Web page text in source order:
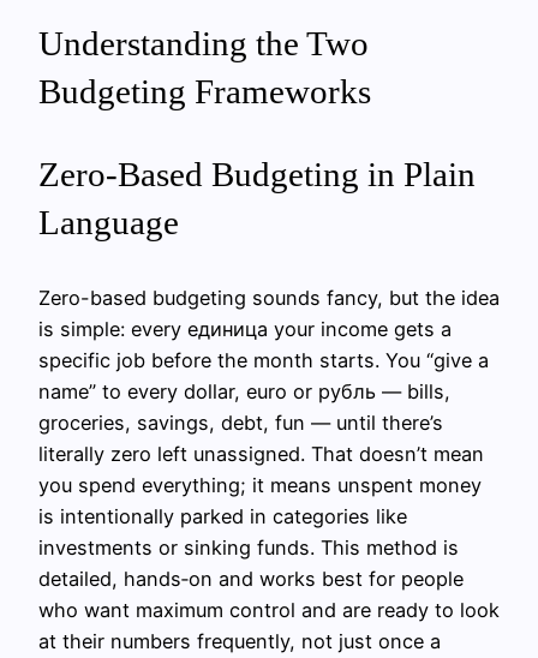
Understanding the Two
Budgeting Frameworks
Zero-Based Budgeting in Plain
Language
Zero-based budgeting sounds fancy, but the idea
is simple: every единица your income gets a
specific job before the month starts. You “give a
name” to every dollar, euro or рубль — bills,
groceries, savings, debt, fun — until there’s
literally zero left unassigned. That doesn’t mean
you spend everything; it means unspent money
is intentionally parked in categories like
investments or sinking funds. This method is
detailed, hands‑on and works best for people
who want maximum control and are ready to look
at their numbers frequently, not just once a